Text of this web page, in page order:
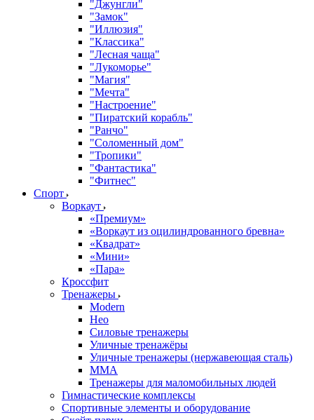
"Джунгли"
"Замок"
"Иллюзия"
"Классика"
"Лесная чаща"
"Лукоморье"
"Магия"
"Мечта"
"Настроение"
"Пиратский корабль"
"Ранчо"
"Соломенный дом"
"Тропики"
"Фантастика"
"Фитнес"
Спорт
Воркаут
«Премиум»
«Воркаут из оцилиндрованного бревна»
«Квадрат»
«Мини»
«Пара»
Кроссфит
Тренажеры
Modern
Нео
Силовые тренажеры
Уличные тренажёры
Уличные тренажеры (нержавеющая сталь)
ММА
Тренажеры для маломобильных людей
Гимнастические комплексы
Спортивные элементы и оборудование